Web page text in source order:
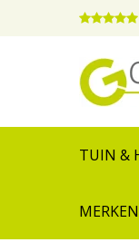
TUIN &
MERKEN